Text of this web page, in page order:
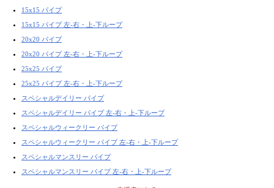
15x15 パイプ
15x15 パイプ 左-右・上-下ループ
20x20 パイプ
20x20 パイプ 左-右・上-下ループ
25x25 パイプ
25x25 パイプ 左-右・上-下ループ
スペシャルデイリー パイプ
スペシャルデイリー パイプ 左-右・上-下ループ
スペシャルウィークリー パイプ
スペシャルウィークリー パイプ 左-右・上-下ループ
スペシャルマンスリー パイプ
スペシャルマンスリー パイプ 左-右・上-下ループ